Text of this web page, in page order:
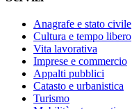
Anagrafe e stato civile
Cultura e tempo libero
Vita lavorativa
Imprese e commercio
Appalti pubblici
Catasto e urbanistica
Turismo